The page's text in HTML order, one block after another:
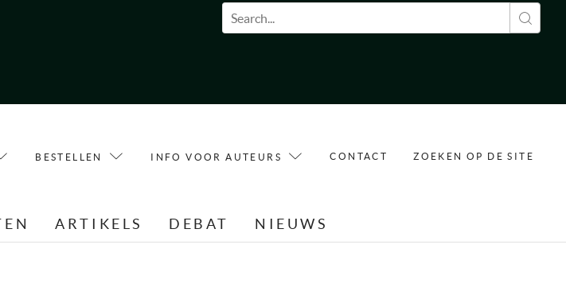
Zoekveld
BESTELLEN INFO VOOR AUTEURS CONTACT ZOEKEN OP DE SITE
ARTIKELS DEBAT NIEUWS